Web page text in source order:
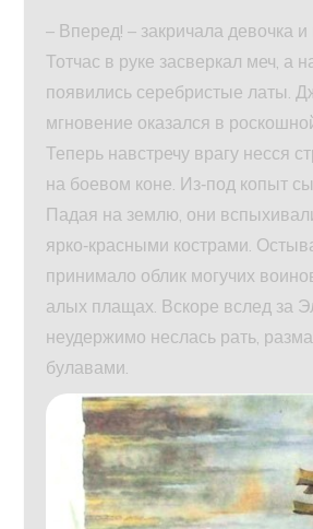
– Вперед! – закричала девочка и
Тотчас в руке засверкал меч, а
появились серебристые латы.
мгновение оказался в
Теперь навстречу врагу несся
на боевом коне. Из‑под копыт
Падая на землю, они
ярко‑красными кострами.
принимало облик могучих
алых плащах. Вскоре вслед за
неудержимо неслась рать,
булавами.